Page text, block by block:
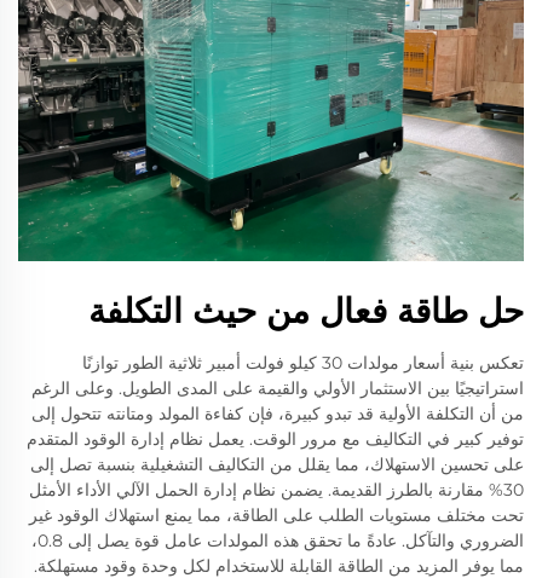
حل طاقة فعال من حيث التكلفة
تعكس بنية أسعار مولدات 30 كيلو فولت أمبير ثلاثية الطور توازنًا
استراتيجيًا بين الاستثمار الأولي والقيمة على المدى الطويل. وعلى الرغم
من أن التكلفة الأولية قد تبدو كبيرة، فإن كفاءة المولد ومتانته تتحول إلى
توفير كبير في التكاليف مع مرور الوقت. يعمل نظام إدارة الوقود المتقدم
على تحسين الاستهلاك، مما يقلل من التكاليف التشغيلية بنسبة تصل إلى
30% مقارنة بالطرز القديمة. يضمن نظام إدارة الحمل الآلي الأداء الأمثل
تحت مختلف مستويات الطلب على الطاقة، مما يمنع استهلاك الوقود غير
الضروري والتآكل. عادةً ما تحقق هذه المولدات عامل قوة يصل إلى 0.8،
مما يوفر المزيد من الطاقة القابلة للاستخدام لكل وحدة وقود مستهلكة.